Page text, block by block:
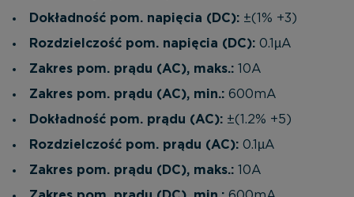
Dokładność pom. napięcia (DC): ±(1% +3)
Rozdzielczość pom. napięcia (DC): 0.1µA
Zakres pom. prądu (AC), maks.: 10A
Zakres pom. prądu (AC), min.: 600mA
Dokładność pom. prądu (AC): ±(1.2% +5)
Rozdzielczość pom. prądu (AC): 0.1µA
Zakres pom. prądu (DC), maks.: 10A